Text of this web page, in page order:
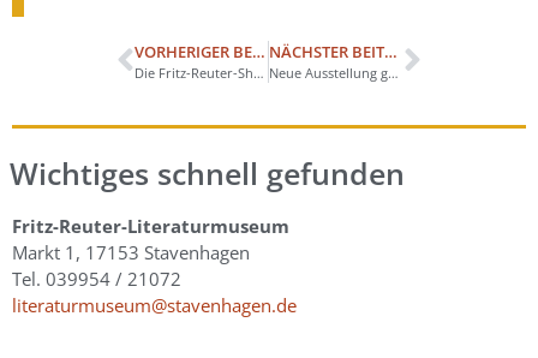
VORHERIGER BEITRAG
Die Fritz-Reuter-Show startet
NÄCHSTER BEITRAG
Neue Ausstellung gestartet
Wichtiges schnell gefunden
Fritz-Reuter-Literaturmuseum
Markt 1, 17153 Stavenhagen
Tel. 039954 / 21072
literaturmuseum@stavenhagen.de